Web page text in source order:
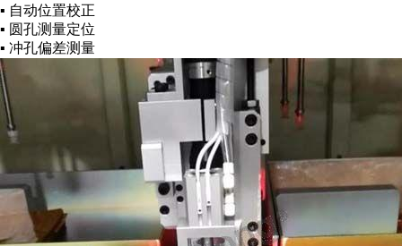
▪ 自动位置校正
▪ 圆孔测量定位
▪ 冲孔偏差测量